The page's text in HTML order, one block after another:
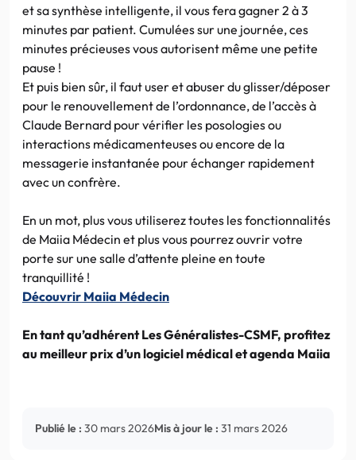
et sa synthèse intelligente, il vous fera gagner 2 à 3
minutes par patient. Cumulées sur une journée, ces
minutes précieuses vous autorisent même une petite
pause !
Et puis bien sûr, il faut user et abuser du glisser/déposer
pour le renouvellement de l’ordonnance, de l’accès à
Claude Bernard pour vérifier les posologies ou
interactions médicamenteuses ou encore de la
messagerie instantanée pour échanger rapidement
avec un confrère.
En un mot, plus vous utiliserez toutes les fonctionnalités
de Maiia Médecin et plus vous pourrez ouvrir votre
porte sur une salle d’attente pleine en toute
tranquillité !
Découvrir Maiia Médecin
En tant qu’adhérent Les Généralistes-CSMF, profitez
au meilleurprix d’un logiciel médical et agenda Maiia
Publié le : 30 mars 2026Mis à jour le : 31 mars 2026